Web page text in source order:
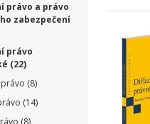
právo a právo
zabezpečení
právo
(22)
(8)
(14)
(8)